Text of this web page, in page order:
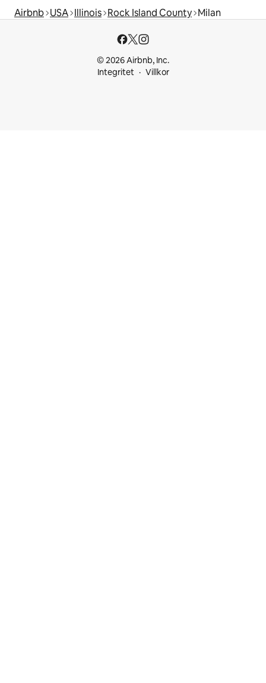
Airbnb USA Illinois Rock Island County Milan
© 2026 Airbnb, Inc.
Integritet
Villkor